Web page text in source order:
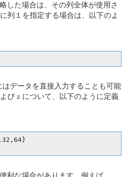
した場合は、その列全体が使用さ
に列１を指定する場合は、以下のよ
はデータを直接入力することも可能
び z について、以下のように定義
利な場合があります。例えば、